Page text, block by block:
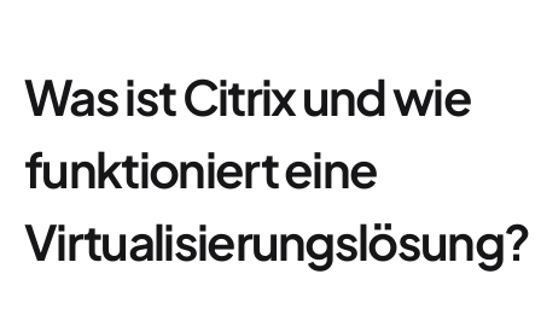
Was ist Citrix und wie
funktioniert eine
Virtualisierungslösung?